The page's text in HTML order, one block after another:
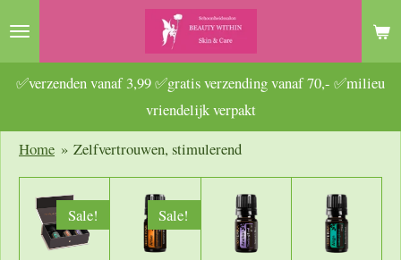
Ga
naar
hoofdinhoud
✅verzenden vanaf 3,99 ✅gratis verzending vanaf 70,- ✅milieu
vriendelijk verpakt
Home » Zelfvertrouwen, stimulerend
Sale! Sale!